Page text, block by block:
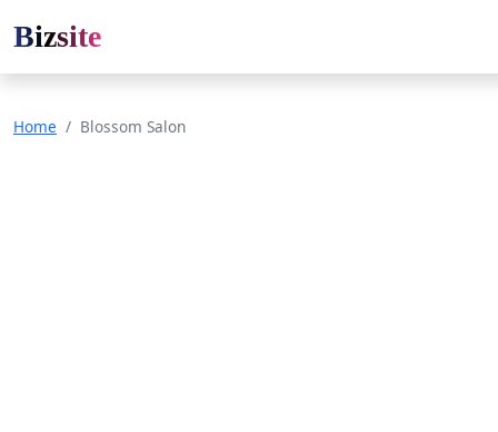
Bizsite
Home Blossom Salon